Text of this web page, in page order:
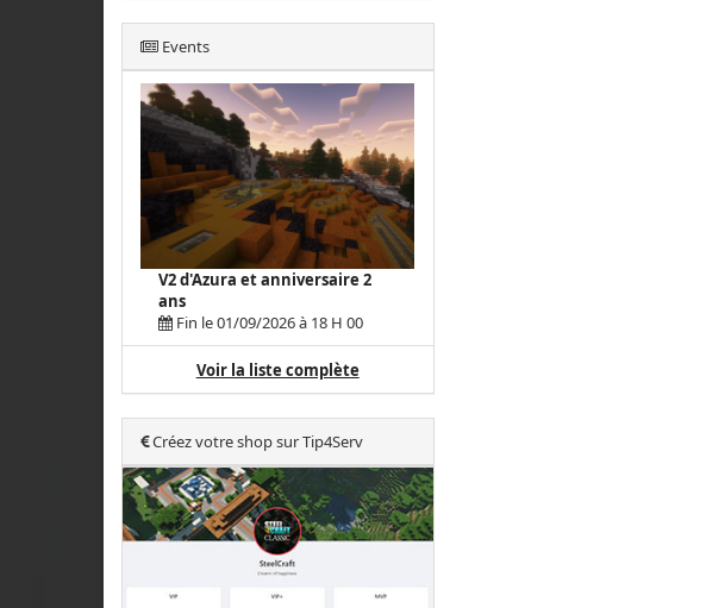
Events
V2 d'Azura et anniversaire 2
ans
Fin le 01/09/2026 à 18 H 00
Voir la liste complète
Créez votre shop sur Tip4Serv